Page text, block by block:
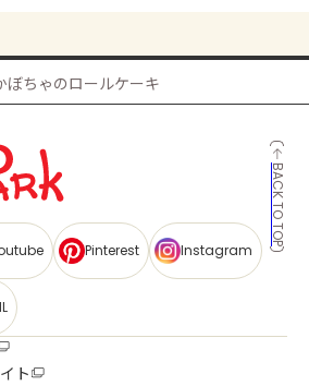
ぼちゃのロールケーキ
BACK TO TOP
Pinterest Instagram
ト